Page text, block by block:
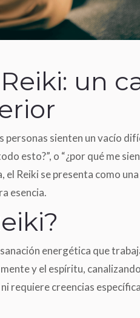
un
personas sienten un vacío
esto?”, o “¿por qué me
el Reiki se presenta como
esencia.
energética que
y el espíritu,
requiere creencias